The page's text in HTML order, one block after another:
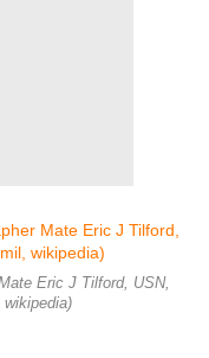
Eric J Tilford, USN,
wikipedia)